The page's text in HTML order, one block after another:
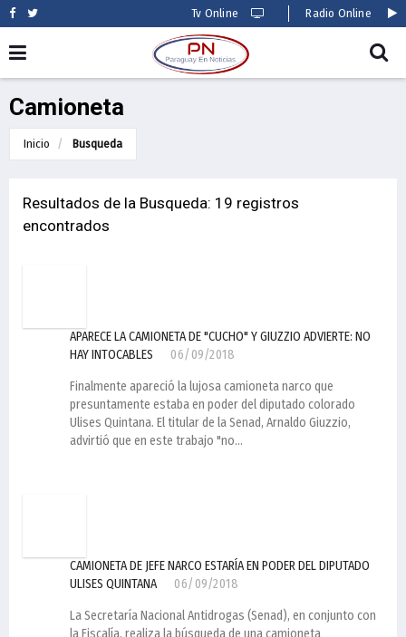
Tv Online Radio Online
Camioneta
Inicio Busqueda
Resultados de la Busqueda: 19 registros
encontrados
APARECE LA CAMIONETA DE "CUCHO" Y GIUZZIO ADVIERTE: NO
HAY INTOCABLES
06/09/2018
Finalmente apareció la lujosa camioneta narco que
presuntamente estaba en poder del diputado colorado
Ulises Quintana. El titular de la Senad, Arnaldo Giuzzio,
advirtió que en este trabajo "no...
CAMIONETA DE JEFE NARCO ESTARÍA EN PODER DEL DIPUTADO
ULISES QUINTANA
06/09/2018
La Secretaría Nacional Antidrogas (Senad), en conjunto con
la Fiscalía, realiza la búsqueda de una camioneta